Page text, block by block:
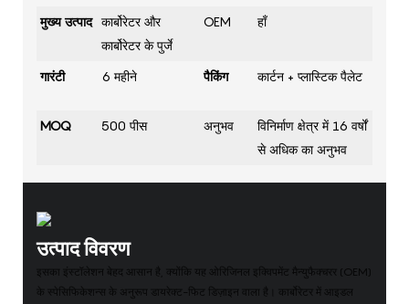
मुख्य उत्पाद कार्बोरेटर और
कार्बोरेटर के पुर्जे
OEM हाँ
गारंटी 6 महीने पैकिंग कार्टन + प्लास्टिक पैलेट
MOQ 500 पीस अनुभव
विनिर्माण क्षेत्र में 16 वर्षों
से अधिक का अनुभव
उत्पाद विवरण
इसका इंस्टॉलेशन बेहद आसान है, क्योंकि यह ओरिजिनल इक्विपमेंट मैन्युफैक्चरर (OEM)
के स्पेसिफिकेशन्स के अनुरूप डायरेक्ट-फिट डिज़ाइन वाला है। कार्बोरेटर में आइडल